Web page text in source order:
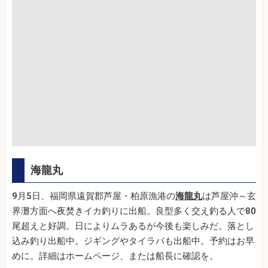
海龍丸
9月5日、福岡県遠賀郡芦屋・柏原漁港の海龍丸は芦屋沖～玄
界灘方面へ夜焚きイカ釣りに出船。良型多く交え釣る人で80
尾超えと好調。日によりムラあるが今後も楽しみだ。落とし
込み釣り出船中。ジギングやタイラバも出船中。予約はお早
めに。詳細はホームページ、または船長に確認を。